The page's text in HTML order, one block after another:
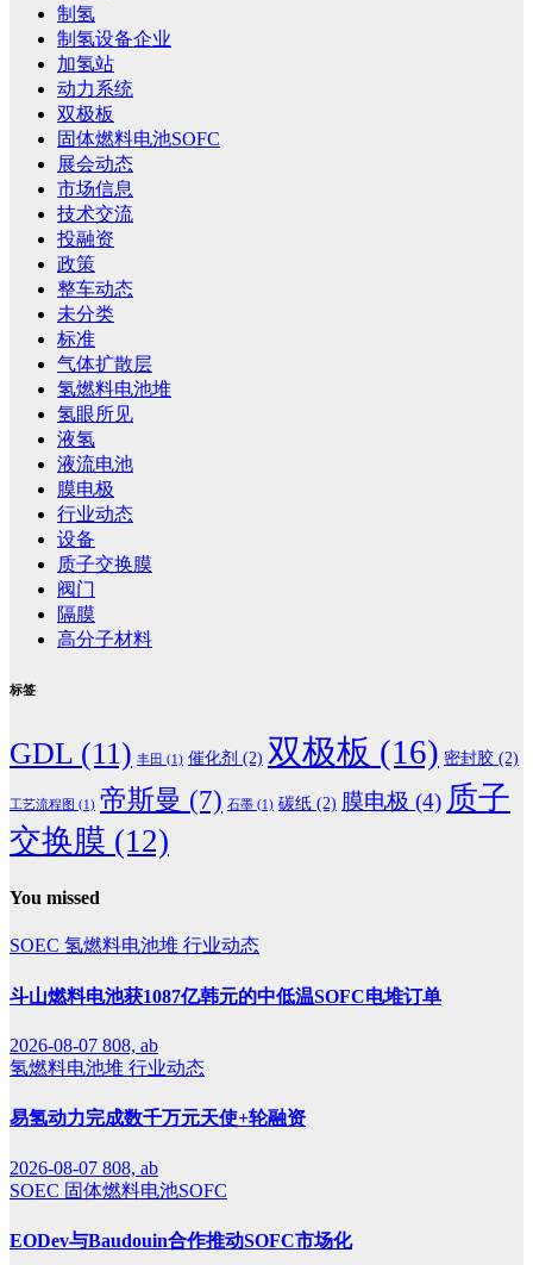
制氢
制氢设备企业
加氢站
动力系统
双极板
固体燃料电池SOFC
展会动态
市场信息
技术交流
投融资
政策
整车动态
未分类
标准
气体扩散层
氢燃料电池堆
氢眼所见
液氢
液流电池
膜电极
行业动态
设备
质子交换膜
阀门
隔膜
高分子材料
标签
GDL (11) 丰田 (1) 催化剂 (2) 双极板 (16) 密封胶 (2)
工艺流程图 (1) 帝斯曼 (7) 石墨 (1) 碳纸 (2) 膜电极 (4) 质子
交换膜 (12)
You missed
SOEC 氢燃料电池堆 行业动态
斗山燃料电池获1087亿韩元的中低温SOFC电堆订单
2026-08-07 808, ab
氢燃料电池堆 行业动态
易氢动力完成数千万元天使+轮融资
2026-08-07 808, ab
SOEC 固体燃料电池SOFC
EODev与Baudouin合作推动SOFC市场化